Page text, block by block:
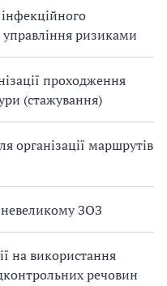
ризиками
проходження
(стажування)
організації маршрутів
невеликому ЗОЗ
на використання
речовин